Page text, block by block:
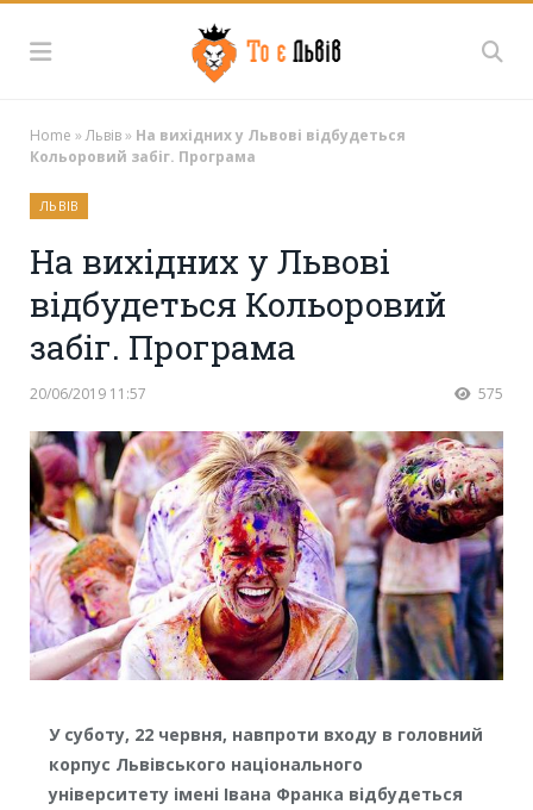
Home »Львів» На вихідних у Львові відбудеться
Кольоровий забіг. Програма
ЛЬВІВ
На вихідних у Львові
відбудеться Кольоровий
забіг. Програма
20/06/2019 11:57 575
У суботу, 22 червня, навпроти входу в головний
корпус Львівського національного
університету імені Івана Франка відбудеться